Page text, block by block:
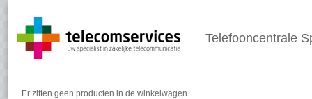
Telefooncentrale
Er zitten geen producten in de winkelwagen